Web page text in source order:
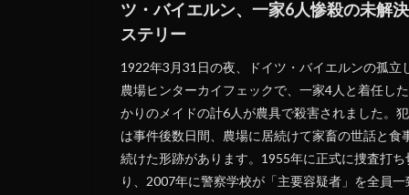
ツ・バイエルン、一家6人惨殺の未解決
ステリー
1922年3月31日の夜、ドイツ・バイエルンの孤立
農場ヒンターカイフェックで、一家4人と着任し
かりのメイドの計6人が農具で殺害されました。犯
は事件後数日間、農場に居続けて家畜の世話と食
続けた形跡があります。1955年に正式に捜査打ち
り、2007年に警察学校が「主要容疑者」を全員一